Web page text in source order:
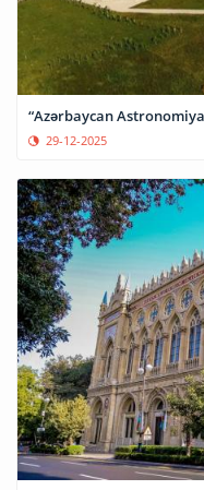
“Azərbaycan
29-12-2025